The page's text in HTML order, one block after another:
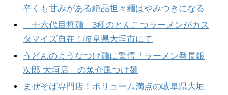
辛くも甘みがある絶品担々麺はやみつきになる
「十六代目哲麺」3種のとんこつラーメンがカス
タマイズ自在！岐阜県大垣市にて
うどんのようなつけ麺に驚愕「ラーメン番長銀
次郎 大垣店」の魚介風つけ麺
まぜそば専門店！ボリューム満点の岐阜県大垣